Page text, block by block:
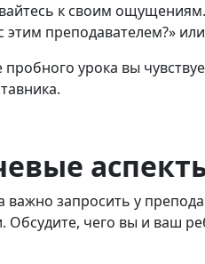
к своим ощущениям.
этим преподавателем?»
пробного урока вы
важно запросить у
Обсудите, чего вы и ваш